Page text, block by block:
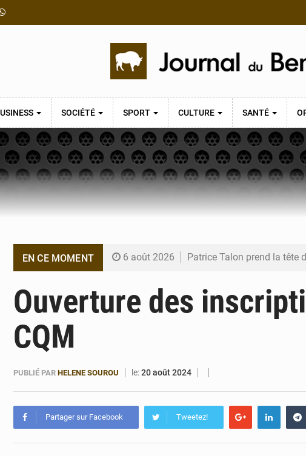
SOCIÉTÉ SPORT CULTURE SANTÉ
EN CE MOMENT 6 août 2026 Patrice Talon prend la tête
6 août 2026 Bénin et Canada scellent
Ouverture des
CQM
PUBLIÉ PAR HELENE SOUROU le:20 août 2024
Partager sur Facebook Tweetez!